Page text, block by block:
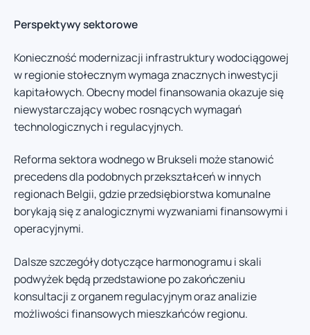
Perspektywy sektorowe
Konieczność modernizacji infrastruktury wodociągowej
w regionie stołecznym wymaga znacznych inwestycji
kapitałowych. Obecny model finansowania okazuje się
niewystarczający wobec rosnących wymagań
technologicznych i regulacyjnych.
Reforma sektora wodnego w Brukseli może stanowić
precedens dla podobnych przekształceń w innych
regionach Belgii, gdzie przedsiębiorstwa komunalne
borykają się z analogicznymi wyzwaniami finansowymi i
operacyjnymi.
Dalsze szczegóły dotyczące harmonogramu i skali
podwyżek będą przedstawione po zakończeniu
konsultacji z organem regulacyjnym oraz analizie
możliwości finansowych mieszkańców regionu.